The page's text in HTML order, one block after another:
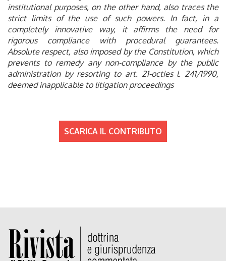
institutional purposes, on the other hand, also traces the
strict limits of the use of such powers. In fact, in a
completely innovative way, it affirms the need for
rigorous compliance with procedural guarantees.
Absolute respect, also imposed by the Constitution, which
prevents to remedy any non-compliance by the public
administration by resorting to art. 21-octies l. 241/1990,
deemed inapplicable to litigation proceedings
SCARICA IL CONTRIBUTO